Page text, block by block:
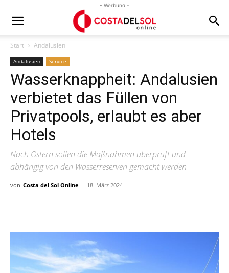
- Werbung -
Start Andalusien
Andalusien Service
Wasserknappheit: Andalusien
verbietet das Füllen von
Privatpools, erlaubt es aber
Hotels
Nach Ostern sollen die Maßnahmen überprüft und
abhängig von den Wasserreserven gemacht werden
von Costa del Sol Online - 18. März 2024